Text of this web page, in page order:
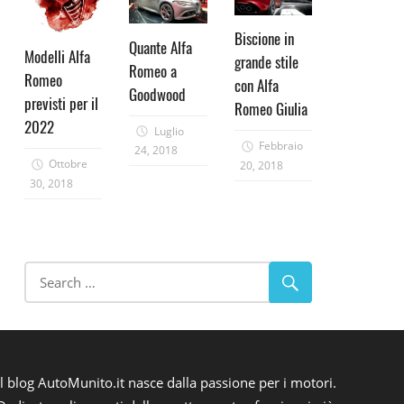
Modelli Alfa
Romeo
previsti per il
2022
Ottobre
30, 2018
Quante Alfa
Romeo a
Goodwood
Luglio
24, 2018
Biscione in
grande stile
con Alfa
Romeo Giulia
Febbraio
20, 2018
blog AutoMunito.it nasce dalla passione per i motori.